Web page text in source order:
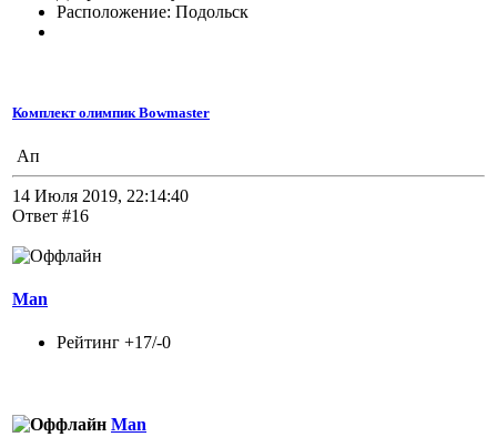
Расположение: Подольск
Комплект олимпик Bowmaster
Ап
14 Июля 2019, 22:14:40
Ответ #16
Man
Рейтинг +17/-0
Man